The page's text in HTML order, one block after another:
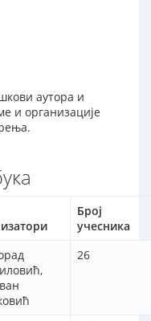
аутора и
и организације
Број
учесника
26